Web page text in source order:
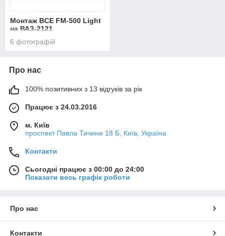
Монтаж BCE FM-500 Light
на ВАЗ-2121
6 фотографій
Про нас
100% позитивних з 13 відгуків за рік
Працює з 24.03.2016
м. Київ
проспект Павла Тичини 18 Б, Київ, Україна
Контакти
Сьогодні працює з 00:00 до 24:00
Показати весь графік роботи
Про нас
Контакти